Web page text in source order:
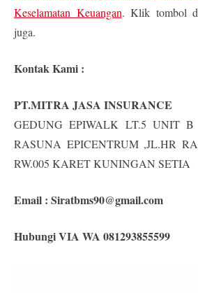
Keselamatan Keuangan. Klik tombol
juga.
Kontak Kami :
PT.MITRA JASA INSURANCE
GEDUNG EPIWALK LT.5 UNIT B
RASUNA EPICENTRUM ,JL.HR
RW.005 KARET KUNINGAN SETIA
Email : Siratbms90@gmail.com
Hubungi VIA WA 081293855599